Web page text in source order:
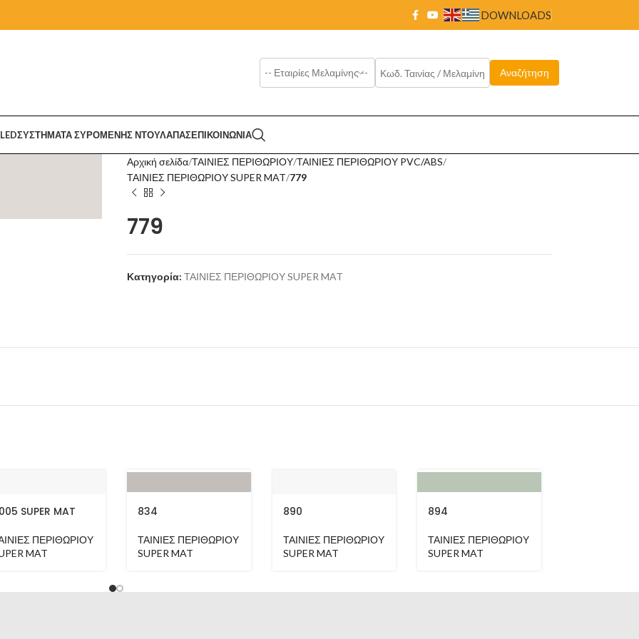
DOWNLOADS
ΣΥΣΤΗΜΑΤΑ ΣΥΡΟΜΕΝΗΣ ΝΤΟΥΛΑΠΑΣΕΠΙΚΟΙΝΩΝΙΑ
Αρχική σελίδα ΤΑΙΝΙΕΣ ΠΕΡΙΘΩΡΙΟΥ ΤΑΙΝΙΕΣ ΠΕΡΙΘΩΡΙΟΥ PVC/ABS
ΤΑΙΝΙΕΣ ΠΕΡΙΘΩΡΙΟΥ SUPER MAT 779
779
Κατηγορία: ΤΑΙΝΙΕΣ ΠΕΡΙΘΩΡΙΟΥ SUPER MAT
SUPER MAT
ΠΕΡΙΘΩΡΙΟΥ
MAT
834
ΤΑΙΝΙΕΣ ΠΕΡΙΘΩΡΙΟΥ
SUPER MAT
890
ΤΑΙΝΙΕΣ ΠΕΡΙΘΩΡΙΟΥ
SUPER MAT
894
ΤΑΙΝΙΕΣ ΠΕΡΙΘΩΡΙΟΥ
SUPER MAT